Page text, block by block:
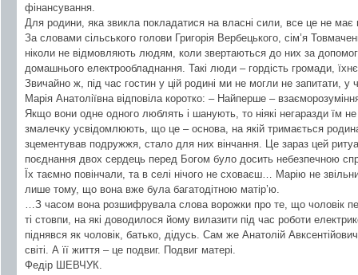
фінансування.
Для родини, яка звикла покладатися на власні сили, все це не має
За словами сільського голови Григорія Вербецького, сім’я
ніколи не відмовляють людям, коли звертаються до них за
домашнього електрообладнання. Такі люди – гордість громади,
Звичайно ж, під час гостин у цій родині ми не могли не запитати, у
Марія Анатоліївна відповіла коротко: – Найперше –
Якщо вони одне одного люблять і шанують, то ніякі негаразди їм
змалечку усвідомлюють, що це – основа, на якій тримається
зцементував подружжя, стало для них вінчання. Це зараз цей
поєднання двох сердець перед Богом було досить небезпечною
Їх таємно повінчали, та в селі нічого не сховаєш… Марію не
лише тому, що вона вже була багатодітною матір’ю.
…З часом вона розшифрувала слова ворожки про те, що чоловік
ті стовпи, на які доводилося йому вилазити під час роботи
піднявся як чоловік, батько, дідусь. Сам же Анатолій
світі. А її життя – це подвиг. Подвиг матері.
Федір ШЕВЧУК.